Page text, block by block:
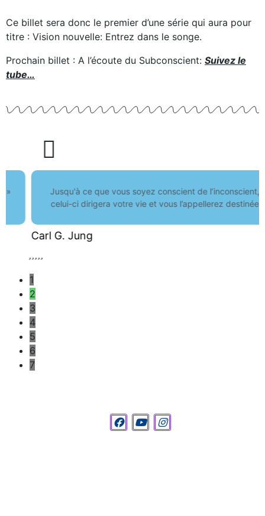
Ce billet sera donc le premier d’une série qui aura pour
titre : Vision nouvelle: Entrez dans le songe.
Prochain billet : A l’écoute du Subconscient: Suivez le
tube…
Jusqu'à ce que vous soyez conscient de l’inconscient,
celui-ci dirigera votre vie et vous l’appellerez destinée
Carl G. Jung
1
2
3
4
5
6
7